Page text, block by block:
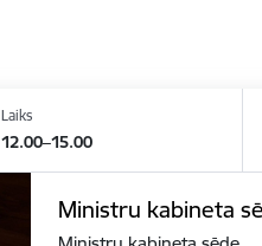
Laiks
12.00–15.00
Ministru kabineta